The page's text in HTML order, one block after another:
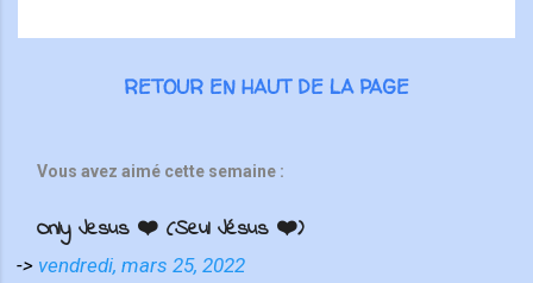
RETOUR EN HAUT DE LA PAGE
Vous avez aimé cette semaine :
Only Jesus ❤️ (Seul Jésus ❤️)
-> vendredi, mars 25, 2022